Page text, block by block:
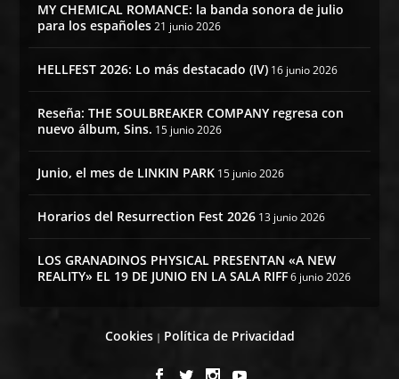
MY CHEMICAL ROMANCE: la banda sonora de julio
para los españoles 21 junio 2026
HELLFEST 2026: Lo más destacado (IV) 16 junio 2026
Reseña: THE SOULBREAKER COMPANY regresa con
nuevo álbum, Sins. 15 junio 2026
Junio, el mes de LINKIN PARK 15 junio 2026
Horarios del Resurrection Fest 2026 13 junio 2026
LOS GRANADINOS PHYSICAL PRESENTAN «A NEW
REALITY» EL 19 DE JUNIO EN LA SALA RIFF 6 junio 2026
Cookies| Política de Privacidad